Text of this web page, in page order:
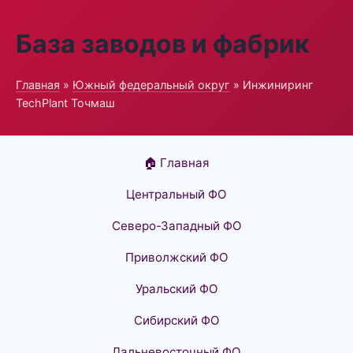
База заводов и фабрик
Главная » Южный федеральный округ » Инжиниринг
TechPlant Точмаш
🏠 Главная
Центральный ФО
Северо-Западный ФО
Приволжский ФО
Уральский ФО
Сибирский ФО